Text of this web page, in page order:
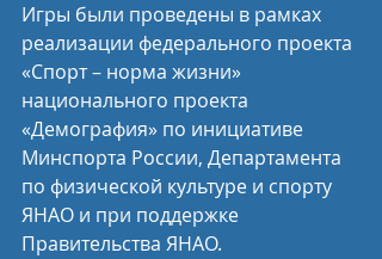
Игры были проведены в рамках
реализации федерального проекта
«Спорт – норма жизни»
национального проекта
«Демография» по инициативе
Минспорта России, Департамента
по физической культуре и спорту
ЯНАО и при поддержке
Правительства ЯНАО.